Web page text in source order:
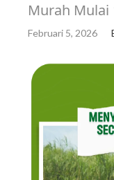
Murah Mulai
Februari 5, 2026